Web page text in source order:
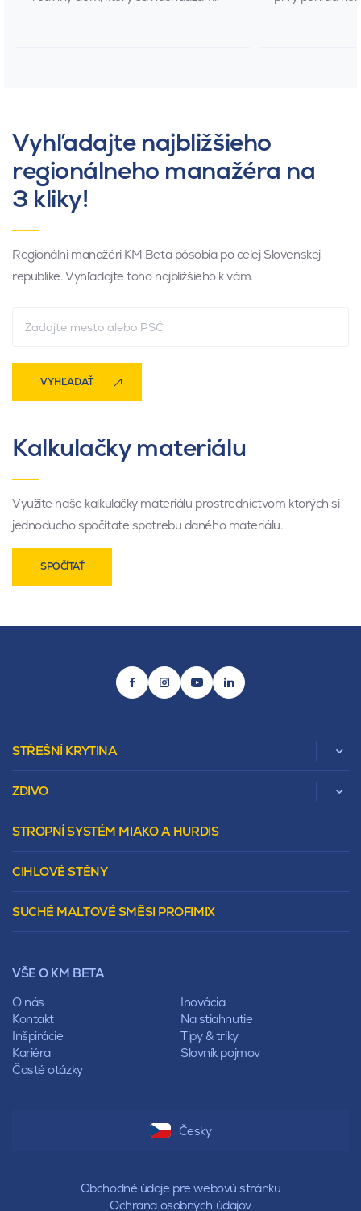
Vyhľadajte najbližšieho
regionálneho manažéra na
3 kliky!
Regionálni manažéri KM Beta pôsobia po celej Slovenskej
republike. Vyhľadajte toho najbližšieho k vám.
VYHĽADAŤ
Kalkulačky materiálu
Využite naše kalkulačky materiálu prostredníctvom ktorých si
jednoducho spočítate spotrebu daného materiálu.
SPOČÍTAŤ
STŘEŠNÍ KRYTINA
Beta
Sedlová
Valbová
Stanová
Mansardová
Pultová
Sedlová
Polovalbová
Stanová
Mansardová
Pultová
Hodonka
ZDIVO
Murovacie bloky
Tepelnoizolačný prvok
Vencovky
Preklady
Lícové murivo
Pálené zdivo Profiblok
Nosné murivo
Priečky
Vencovky
Preklady
STROPNÍ SYSTÉM MIAKO A HURDIS
CIHLOVÉ STĚNY
SUCHÉ MALTOVÉ SMĚSI PROFIMIX
VŠE O KM BETA
O nás
Inovácia
Kontakt
Na stiahnutie
Inšpirácie
Tipy & triky
Kariéra
Slovník pojmov
Časté otázky
Česky
Obchodné údaje pre webovú stránku
Ochrana osobných údajov